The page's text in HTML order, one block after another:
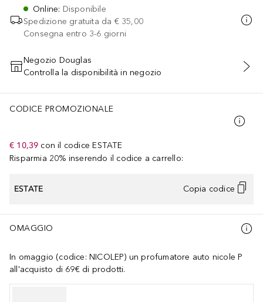
Online: Disponibile
Spedizione gratuita da € 35,00
Consegna entro 3-6 giorni
AGGIUNGI AL CARRELLO
Negozio Douglas
Controlla la disponibilità in negozio
CODICE PROMOZIONALE
€ 10,39 con il codice ESTATE
Risparmia 20% inserendo il codice a carrello:
ESTATE Copia codice
OMAGGIO
In omaggio (codice: NICOLEP) un profumatore auto nicole P
all'acquisto di 69€ di prodotti.